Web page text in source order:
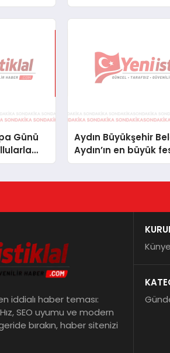
Günü
Aydın Büyükşehir
Aydın’ın en büyük
düzenledi
iddialı haber teması:
SEO uyumu ve modern
bırakın, haber sitenizi
Künye